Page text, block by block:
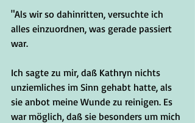
"Als wir so dahinritten, versuchte ich
alles einzuordnen, was gerade passiert
war.
Ich sagte zu mir, daß Kathryn nichts
unziemliches im Sinn gehabt hatte, als
sie anbot meine Wunde zu reinigen. Es
war möglich, daß sie besonders um mich